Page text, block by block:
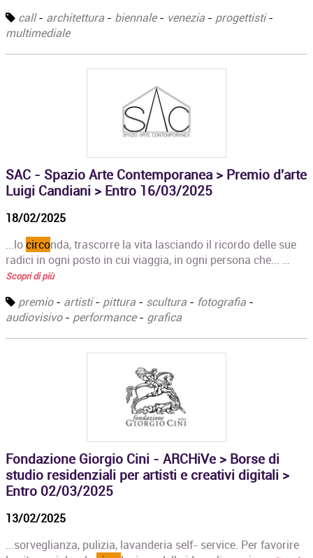
call- architettura- biennale- venezia- progettisti-
multimediale
SAC - Spazio Arte Contemporanea > Premio d'arte
Luigi Candiani > Entro 16/03/2025
18/02/2025
...locirconda, trascorre la vita lasciando il ricordo delle sue
radici in ogni posto in cui viaggia, in ogni persona che... …
Scopri di più
premio- artisti- pittura- scultura- fotografia-
audiovisivo- performance- grafica
Fondazione Giorgio Cini - ARCHiVe > Borse di
studio residenziali per artisti e creativi digitali >
Entro 02/03/2025
13/02/2025
...sorveglianza, pulizia, lavanderia self- service. Per favorire